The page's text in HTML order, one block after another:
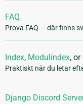
FAQ
Prova FAQ — där finns
Index, Modulindex, or
Praktiskt när du letar
Django Discord